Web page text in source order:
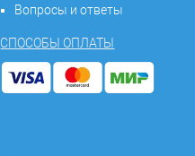
Вопросы и ответы
СПОСОБЫ ОПЛАТЫ